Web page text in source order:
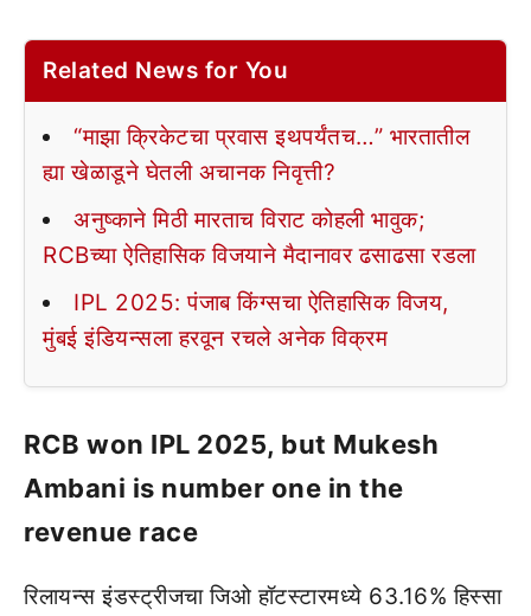
Related News for You
“माझा क्रिकेटचा प्रवास इथपर्यंतच…” भारतातील
ह्या खेळाडूने घेतली अचानक निवृत्ती?
अनुष्काने मिठी मारताच विराट कोहली भावुक;
RCBच्या ऐतिहासिक विजयाने मैदानावर ढसाढसा रडला
IPL 2025: पंजाब किंग्सचा ऐतिहासिक विजय,
मुंबई इंडियन्सला हरवून रचले अनेक विक्रम
RCB won IPL 2025, but Mukesh
Ambani is number one in the
revenue race
रिलायन्स इंडस्ट्रीजचा जिओ हॉटस्टारमध्ये 63.16% हिस्सा